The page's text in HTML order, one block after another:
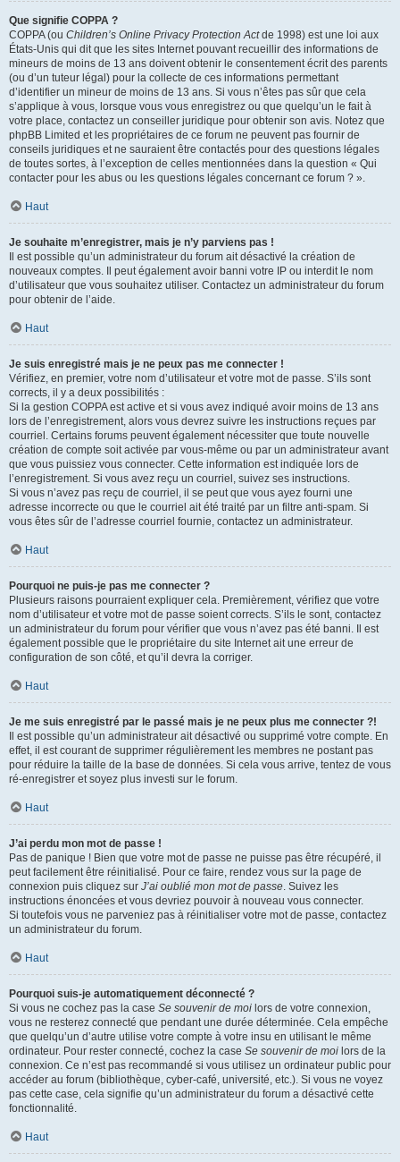
Que signifie COPPA ?
COPPA (ou Children’s Online Privacy Protection Actde 1998) est une loi aux
États-Unis qui dit que les sites Internet pouvant recueillir des informations de
mineurs de moins de 13 ans doivent obtenir le consentement écrit des parents
(ou d’un tuteur légal) pour la collecte de ces informations permettant
d’identifier un mineur de moins de 13 ans. Si vous n’êtes pas sûr que cela
s’applique à vous, lorsque vous vous enregistrez ou que quelqu’un le fait à
votre place, contactez un conseiller juridique pour obtenir son avis. Notez que
phpBB Limited et les propriétaires de ce forum ne peuvent pas fournir de
conseils juridiques et ne sauraient être contactés pour des questions légales
de toutes sortes, à l’exception de celles mentionnées dans la question « Qui
contacter pour les abus ou les questions légales concernant ce forum ? ».
Haut
Je souhaite m’enregistrer, mais je n’y parviens pas !
Il est possible qu’un administrateur du forum ait désactivé la création de
nouveaux comptes. Il peut également avoir banni votre IP ou interdit le nom
d’utilisateur que vous souhaitez utiliser. Contactez un administrateur du forum
pour obtenir de l’aide.
Haut
Je suis enregistré mais je ne peux pas me connecter !
Vérifiez, en premier, votre nom d’utilisateur et votre mot de passe. S’ils sont
corrects, il y a deux possibilités :
Si la gestion COPPA est active et si vous avez indiqué avoir moins de 13 ans
lors de l’enregistrement, alors vous devrez suivre les instructions reçues par
courriel. Certains forums peuvent également nécessiter que toute nouvelle
création de compte soit activée par vous-même ou par un administrateur avant
que vous puissiez vous connecter. Cette information est indiquée lors de
l’enregistrement. Si vous avez reçu un courriel, suivez ses instructions.
Si vous n’avez pas reçu de courriel, il se peut que vous ayez fourni une
adresse incorrecte ou que le courriel ait été traité par un filtre anti-spam. Si
vous êtes sûr de l’adresse courriel fournie, contactez un administrateur.
Haut
Pourquoi ne puis-je pas me connecter ?
Plusieurs raisons pourraient expliquer cela. Premièrement, vérifiez que votre
nom d’utilisateur et votre mot de passe soient corrects. S’ils le sont, contactez
un administrateur du forum pour vérifier que vous n’avez pas été banni. Il est
également possible que le propriétaire du site Internet ait une erreur de
configuration de son côté, et qu’il devra la corriger.
Haut
Je me suis enregistré par le passé mais je ne peux plus me connecter ?!
Il est possible qu’un administrateur ait désactivé ou supprimé votre compte. En
effet, il est courant de supprimer régulièrement les membres ne postant pas
pour réduire la taille de la base de données. Si cela vous arrive, tentez de vous
ré-enregistrer et soyez plus investi sur le forum.
Haut
J’ai perdu mon mot de passe !
Pas de panique ! Bien que votre mot de passe ne puisse pas être récupéré, il
peut facilement être réinitialisé. Pour ce faire, rendez vous sur la page de
connexion puis cliquez sur J’ai oublié mon mot de passe. Suivez les
instructions énoncées et vous devriez pouvoir à nouveau vous connecter.
Si toutefois vous ne parveniez pas à réinitialiser votre mot de passe, contactez
un administrateur du forum.
Haut
Pourquoi suis-je automatiquement déconnecté ?
Si vous ne cochez pas la case Se souvenir de moi lors de votre connexion,
vous ne resterez connecté que pendant une durée déterminée. Cela empêche
que quelqu’un d’autre utilise votre compte à votre insu en utilisant le même
ordinateur. Pour rester connecté, cochez la case Se souvenir de moi lors de la
connexion. Ce n’est pas recommandé si vous utilisez un ordinateur public pour
accéder au forum (bibliothèque, cyber-café, université, etc.). Si vous ne voyez
pas cette case, cela signifie qu’un administrateur du forum a désactivé cette
fonctionnalité.
Haut